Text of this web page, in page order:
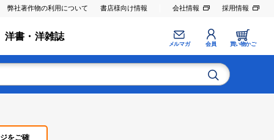
弊社著作物の利用について 書店様向け情報 会社情報 採用情報
洋書・洋雑誌
メルマガ 会員 買い物かご
をご確